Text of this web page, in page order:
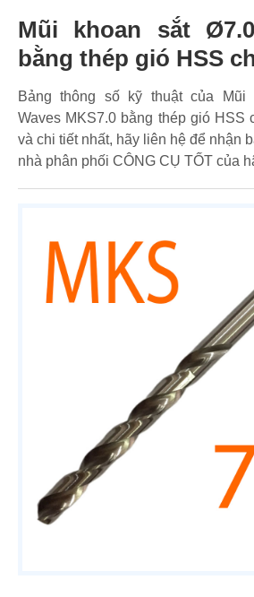
Mũi khoan sắt
bằng thép gió HSS
Bảng thông số kỹ thuật của Mũi
Waves MKS7.0 bằng thép gió HSS
và chi tiết nhất, hãy liên hệ để nhận
nhà phân phối CÔNG CỤ TỐT của